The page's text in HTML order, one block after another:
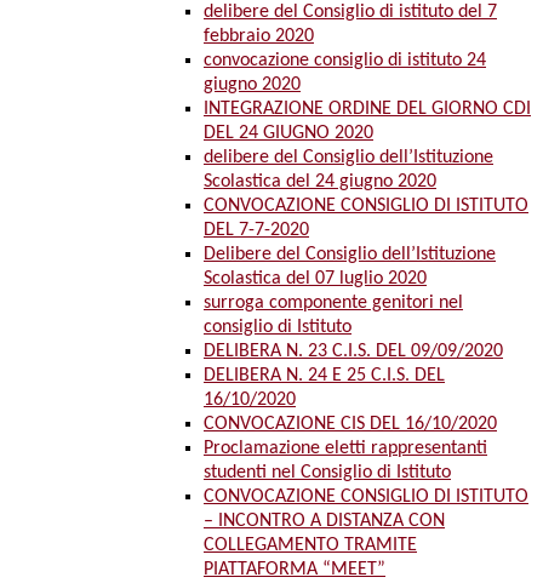
delibere del Consiglio di istituto del 7
febbraio 2020
convocazione consiglio di istituto 24
giugno 2020
INTEGRAZIONE ORDINE DEL GIORNO CDI
DEL 24 GIUGNO 2020
delibere del Consiglio dell’Istituzione
Scolastica del 24 giugno 2020
CONVOCAZIONE CONSIGLIO DI ISTITUTO
DEL 7-7-2020
Delibere del Consiglio dell’Istituzione
Scolastica del 07 luglio 2020
surroga componente genitori nel
consiglio di Istituto
DELIBERA N. 23 C.I.S. DEL 09/09/2020
DELIBERA N. 24 E 25 C.I.S. DEL
16/10/2020
CONVOCAZIONE CIS DEL 16/10/2020
Proclamazione eletti rappresentanti
studenti nel Consiglio di Istituto
CONVOCAZIONE CONSIGLIO DI ISTITUTO
– INCONTRO A DISTANZA CON
COLLEGAMENTO TRAMITE
PIATTAFORMA “MEET”